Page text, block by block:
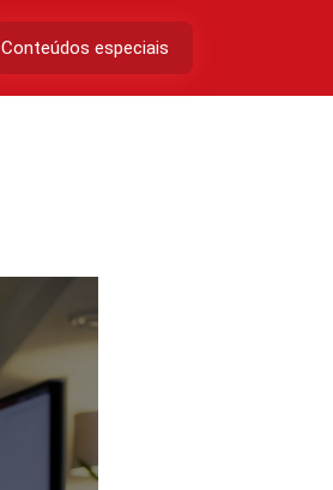
Conteúdos especiais